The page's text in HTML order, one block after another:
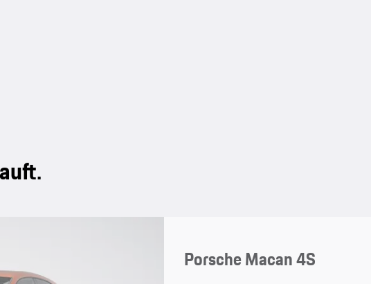
Porsche Macan 4S